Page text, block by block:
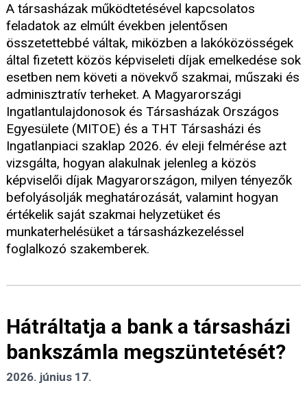
A társasházak működtetésével kapcsolatos
feladatok az elmúlt években jelentősen
összetettebbé váltak, miközben a lakóközösségek
által fizetett közös képviseleti díjak emelkedése sok
esetben nem követi a növekvő szakmai, műszaki és
adminisztratív terheket. A Magyarországi
Ingatlantulajdonosok és Társasházak Országos
Egyesülete (MITOE) és a THT Társasházi és
Ingatlanpiaci szaklap 2026. év eleji felmérése azt
vizsgálta, hogyan alakulnak jelenleg a közös
képviselői díjak Magyarországon, milyen tényezők
befolyásolják meghatározását, valamint hogyan
értékelik saját szakmai helyzetüket és
munkaterhelésüket a társasházkezeléssel
foglalkozó szakemberek.
Hátráltatja a bank a társasházi
bankszámla megszüntetését?
2026. június 17.